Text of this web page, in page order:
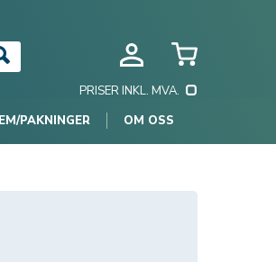
PRISER INKL. MVA.
PAKNINGER OM OSS